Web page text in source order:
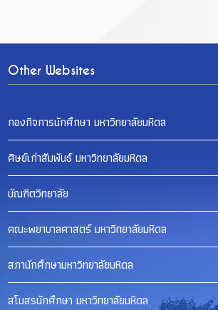
Other Websites
กองกิจการนักศึกษา มหาวิทยาลัยมหิดล
ศิษย์เก่าสัมพันธ์ มหาวิทยาลัยมหิดล
บัณฑิตวิทยาลัย
คณะพยาบาลศาสตร์ มหาวิทยาลัยมหิดล
สภานักศึกษามหาวิทยาลัยมหิดล
สโมสรนักศึกษา มหาวิทยาลัยมหิดล